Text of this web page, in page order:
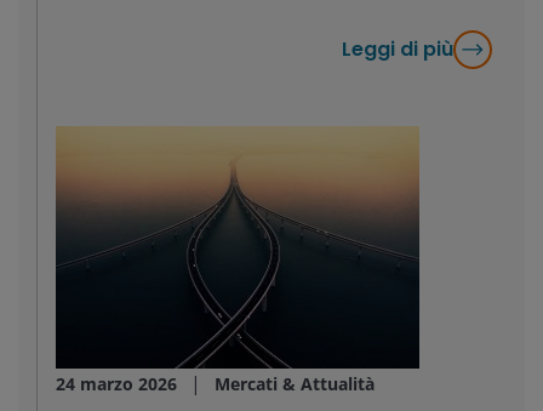
Leggi di più
24 marzo 2026 Mercati & Attualità